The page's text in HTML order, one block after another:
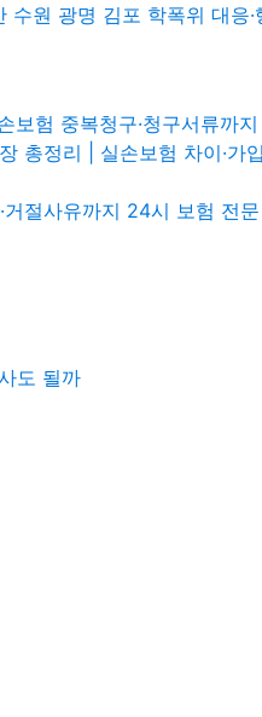
원 광명 김포 학폭위 대응·
험 중복청구·청구서류까
총정리 | 실손보험 차이·가
거절사유까지 24시 보험 전
도 될까